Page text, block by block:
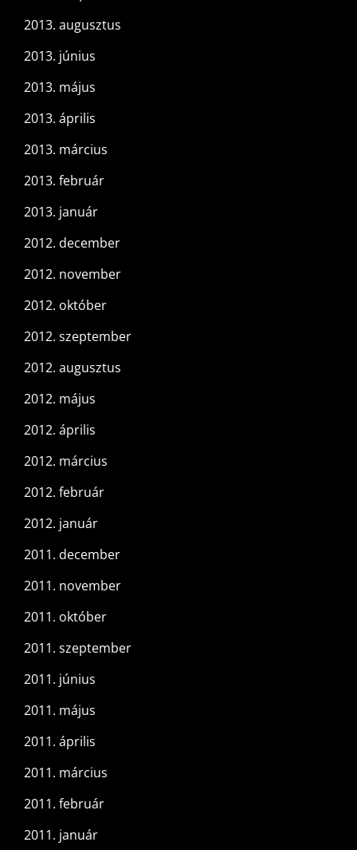
2013. augusztus
2013. június
2013. május
2013. április
2013. március
2013. február
2013. január
2012. december
2012. november
2012. október
2012. szeptember
2012. augusztus
2012. május
2012. április
2012. március
2012. február
2012. január
2011. december
2011. november
2011. október
2011. szeptember
2011. június
2011. május
2011. április
2011. március
2011. február
2011. január